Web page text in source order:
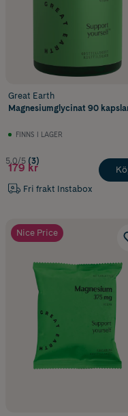
Great Earth
Magnesiumglycinat 90
FINNS I LAGER
5.0/5 (3)
179 kr
Fri frakt Instabox
Nice Price